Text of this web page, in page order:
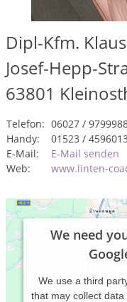
Dipl-Kfm.
Josef-Hepp-
63801
Telefon: 06027 /
Handy:
01523 / 4596013
E-Mail:
E-Mail senden
Web:
www.linten-
We need
We use a third
that may collect